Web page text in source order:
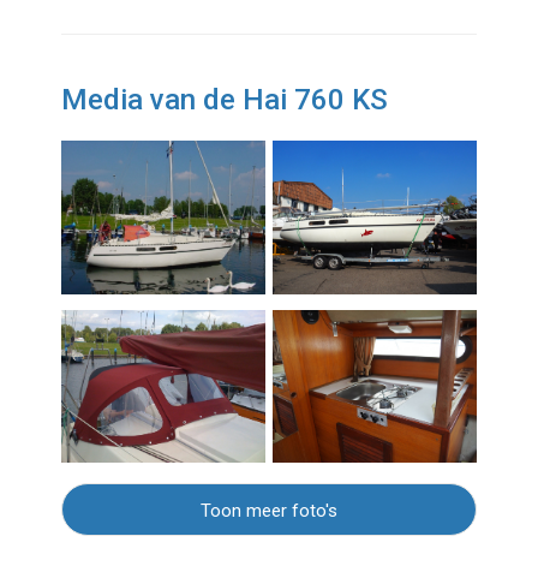
Media van de Hai 760 KS
Toon meer foto's